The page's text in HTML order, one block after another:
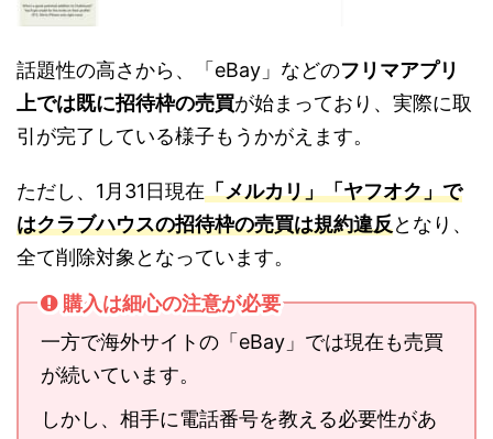
話題性の高さから、「eBay」などのフリマアプリ
上では既に招待枠の売買が始まっており、実際に取
引が完了している様子もうかがえます。
ただし、1月31日現在「メルカリ」「ヤフオク」で
はクラブハウスの招待枠の売買は規約違反となり、
全て削除対象となっています。
購入は細心の注意が必要
一方で海外サイトの「eBay」では現在も売買
が続いています。
しかし、相手に電話番号を教える必要性があ